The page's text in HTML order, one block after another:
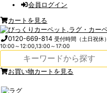
会員ログイン
カートを見る
0120-669-814受付時間（土日祝休）
10:00～12:00,13:00～17:00
お買い物カートを見る